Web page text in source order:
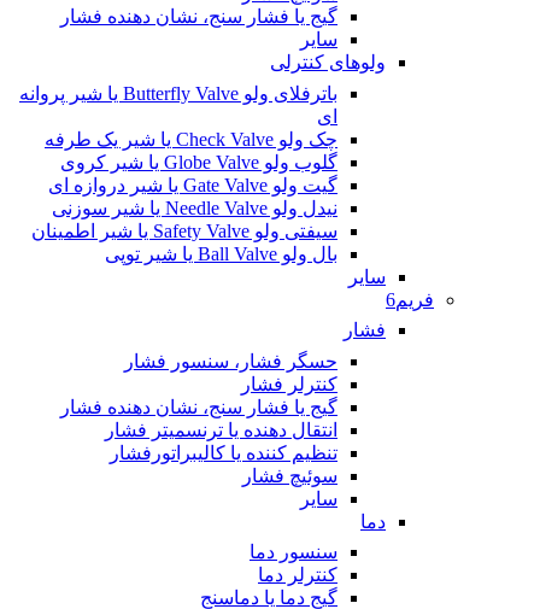
گیج یا فشار سنج، نشان دهنده فشار
سایر
ولوهای کنترلی
باترفلای ولو Butterfly Valve یا شیر پروانه
ای
چک ولو Check Valve یا شیر یک طرفه
گلوب ولو Globe Valve یا شیر کروی
گیت ولو Gate Valve یا شیر دروازه ای
نیدل ولو Needle Valve یا شیر سوزنی
سیفتی ولو Safety Valve یا شیر اطمینان
بال ولو Ball Valve یا شیر توپی
سایر
فریم6
فشار
حسگر فشار، سنسور فشار
کنترلر فشار
گیج یا فشار سنج، نشان دهنده فشار
انتقال دهنده یا ترنسمیتر فشار
تنظیم کننده یا کالیبراتورفشار
سوئیچ فشار
سایر
دما
سنسور دما
کنترلر دما
گیج دما یا دماسنج